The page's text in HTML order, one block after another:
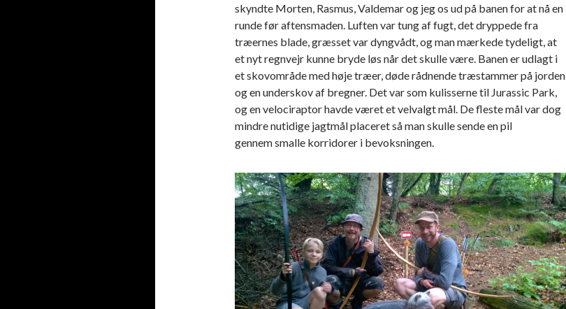
skyndte Morten, Rasmus, Valdemar og jeg os ud på banen for at nå en
runde før aftensmaden. Luften var tung af fugt, det dryppede fra
træernes blade, græsset var dyngvådt, og man mærkede tydeligt, at
et nyt regnvejr kunne bryde løs når det skulle være. Banen er udlagt i
et skovområde med høje træer, døde rådnende træstammer på jorden
og en underskov af bregner. Det var som kulisserne til Jurassic Park,
og en velociraptor havde været et velvalgt mål. De fleste mål var dog
mindre nutidige jagtmål placeret så man skulle sende en pil
gennem smalle korridorer i bevoksningen.